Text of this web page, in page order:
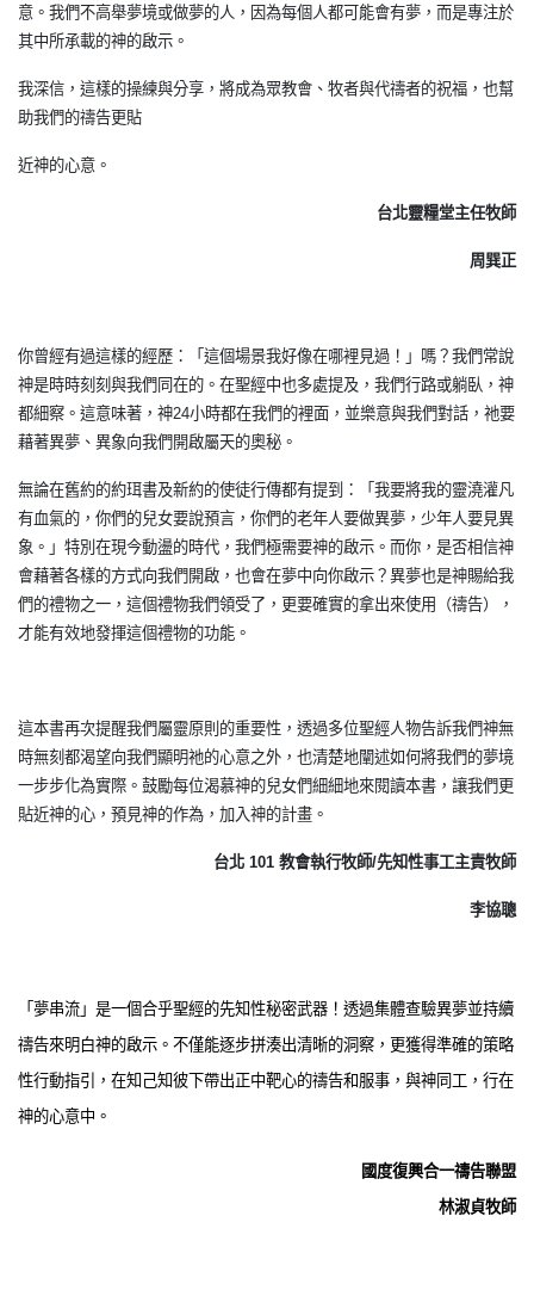
意。我們不高舉夢境或做夢的人，因為每個人都可能會有夢，而是專注於
其中所承載的神的啟示。
我深信，這樣的操練與分享，將成為眾教會、牧者與代禱者的祝福，也幫
助我們的禱告更貼
近神的心意。
台北靈糧堂主任牧師
周巽正
你曾經有過這樣的經歷：「這個場景我好像在哪裡見過！」嗎？我們常說
神是時時刻刻與我們同在的。在聖經中也多處提及，我們行路或躺臥，神
都細察。這意味著，神24小時都在我們的裡面，並樂意與我們對話，祂要
藉著異夢、異象向我們開啟屬天的奧秘。
無論在舊約的約珥書及新約的使徒行傳都有提到：「我要將我的靈澆灌凡
有血氣的，你們的兒女要說預言，你們的老年人要做異夢，少年人要見異
象。」特別在現今動盪的時代，我們極需要神的啟示。而你，是否相信神
會藉著各樣的方式向我們開啟，也會在夢中向你啟示？異夢也是神賜給我
們的禮物之一，這個禮物我們領受了，更要確實的拿出來使用（禱告），
才能有效地發揮這個禮物的功能。
這本書再次提醒我們屬靈原則的重要性，透過多位聖經人物告訴我們神無
時無刻都渴望向我們顯明祂的心意之外，也清楚地闡述如何將我們的夢境
一步步化為實際。鼓勵每位渴慕神的兒女們細細地來閱讀本書，讓我們更
貼近神的心，預見神的作為，加入神的計畫。
台北 101 教會執行牧師/先知性事工主責牧師
李協聰
「夢串流」是一個合乎聖經的先知性秘密武器！透過集體查驗異夢並持續
禱告來明白神的啟示。不僅能逐步拼湊出清晰的洞察，更獲得準確的策略
性行動指引，在知己知彼下帶出正中靶心的禱告和服事，與神同工，行在
神的心意中。
國度復興合一禱告聯盟
林淑貞牧師